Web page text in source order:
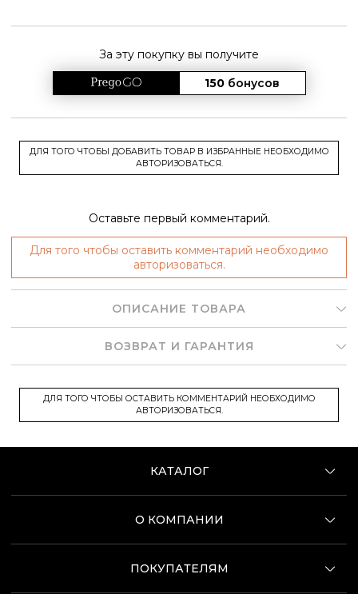
За эту покупку вы получите
150 бонусов
ДЛЯ ТОГО ЧТОБЫ ДОБАВИТЬ ТОВАР В ИЗБРАННЫЕ НЕОБХОДИМО
АВТОРИЗОВАТЬСЯ.
Оставьте первый комментарий.
Для того чтобы оставить комментарий необходимо
авторизоваться.
ОПИСАНИЕ ТОВАРА
ВОЗВРАТ И ГАРАНТИЯ
ДЛЯ ТОГО ЧТОБЫ ОСТАВИТЬ КОММЕНТАРИЙ НЕОБХОДИМО
АВТОРИЗОВАТЬСЯ.
КАТАЛОГ
О КОМПАНИИ
ПОКУПАТЕЛЯМ